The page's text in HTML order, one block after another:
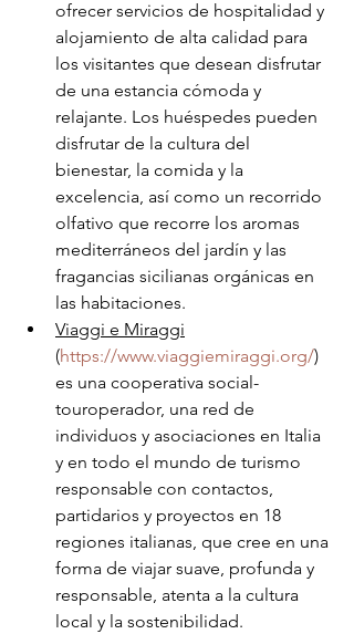
ofrecer servicios de hospitalidad y
alojamiento de alta calidad para
los visitantes que desean disfrutar
de una estancia cómoda y
relajante. Los huéspedes pueden
disfrutar de la cultura del
bienestar, la comida y la
excelencia, así como un recorrido
olfativo que recorre los aromas
mediterráneos del jardín y las
fragancias sicilianas orgánicas en
las habitaciones.
Viaggi e Miraggi
(https://www.viaggiemiraggi.org/)
es una cooperativa social-
touroperador, una red de
individuos y asociaciones en Italia
y en todo el mundo de turismo
responsable con contactos,
partidarios y proyectos en 18
regiones italianas, que cree en una
forma de viajar suave, profunda y
responsable, atenta a la cultura
local y la sostenibilidad.